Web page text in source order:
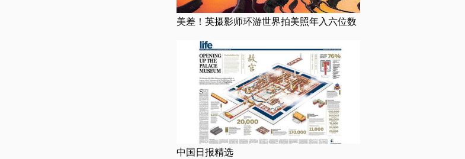
美差！英摄影师环游世界拍美照年入六位数
中国日报精选